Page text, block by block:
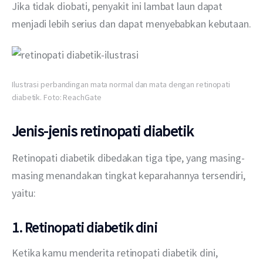
Jika tidak diobati, penyakit ini lambat laun dapat
menjadi lebih serius dan dapat menyebabkan kebutaan.
Ilustrasi perbandingan mata normal dan mata dengan retinopati
diabetik. Foto: ReachGate
Jenis-jenis retinopati diabetik
Retinopati diabetik dibedakan tiga tipe, yang masing-
masing menandakan tingkat keparahannya tersendiri,
yaitu:
1. Retinopati diabetik dini
Ketika kamu menderita retinopati diabetik dini,